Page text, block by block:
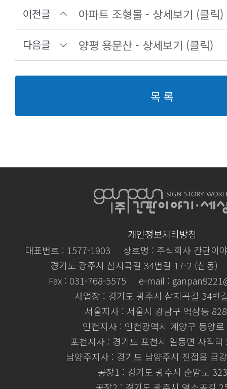
이전글 아파트 조형물 - 상세보기 (클릭)
다음글 양평 용문산 - 상세보기 (클릭)
목 록
개인정보처리방침
대표번호 : 1577-1903
상호명 : 주식회사 간판이
경기도 광주시 삼지곡길 34번길 17-2 (삼동)
Fax : 031-768-5575
e-mail :
사업장 : 경기도 광주시 삼지곡길 34번
서울지사 : 서울시 강남구 역삼동
인천지사 : 인천광역시 계양구 동양
포천지사 : 경기도 포천시 일동면 사직
남양주지사 : 경기도 남양주시 진접읍 금
공장1 : 경기도 광주시 순암로 323